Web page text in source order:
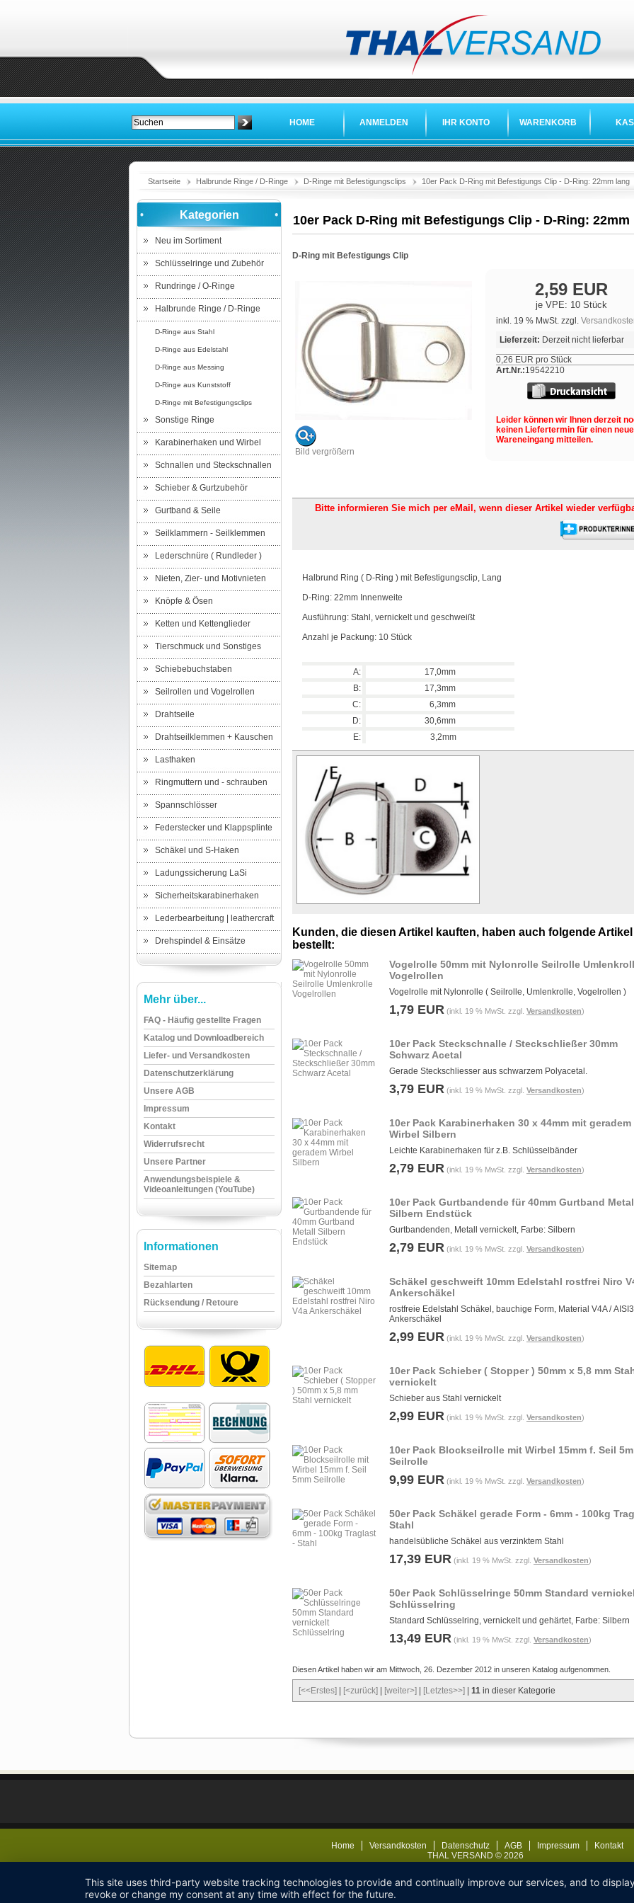
HOME ANMELDEN IHR KONTO WARENKORB
Startseite Halbrunde Ringe / D-Ringe D-Ringe mit Befestigungsclips 10er Pack D-Ring mit Befestigungs Clip - D-Ring: 22mm lang
Kategorien
Neu im Sortiment
Schlüsselringe und Zubehör
Rundringe / O-Ringe
Halbrunde Ringe / D-Ringe
D-Ringe aus Stahl
D-Ringe aus Edelstahl
D-Ringe aus Messing
D-Ringe aus Kunststoff
D-Ringe mit Befestigungsclips
Sonstige Ringe
Karabinerhaken und Wirbel
Schnallen und Steckschnallen
Schieber & Gurtzubehör
Gurtband & Seile
Seilklammern - Seilklemmen
Lederschnüre ( Rundleder )
Nieten, Zier- und Motivnieten
Knöpfe & Ösen
Ketten und Kettenglieder
Tierschmuck und Sonstiges
Schiebebuchstaben
Seilrollen und Vogelrollen
Drahtseile
Drahtseilklemmen + Kauschen
Lasthaken
Ringmuttern und - schrauben
Spannschlösser
Federstecker und Klappsplinte
Schäkel und S-Haken
Ladungssicherung LaSi
Sicherheitskarabinerhaken
Lederbearbeitung | leathercraft
Drehspindel & Einsätze
Mehr über...
FAQ - Häufig gestellte Fragen
Katalog und Downloadbereich
Liefer- und Versandkosten
Datenschutzerklärung
Unsere AGB
Impressum
Kontakt
Widerrufsrecht
Unsere Partner
Anwendungsbeispiele &
Videoanleitungen (YouTube)
Informationen
Sitemap
Bezahlarten
Rücksendung / Retoure
10er Pack D-Ring mit Befestigungs Clip - D-Ring: 22mm
D-Ring mit Befestigungs Clip
Bild vergrößern
2,59 EUR
je VPE: 10 Stück
inkl. 19 % MwSt. zzgl.
Lieferzeit: Derzeit nicht lieferbar
0,26 EUR pro Stück
Art.Nr.:19542210
Leider können wir Ihnen derzeit
keinen Liefertermin für einen
Wareneingang mitteilen.
Bitte informieren Sie mich per eMail, wenn dieser Artikel wieder
Halbrund Ring ( D-Ring ) mit Befestigungsclip, Lang
D-Ring: 22mm Innenweite
Ausführung: Stahl, vernickelt und geschweißt
Anzahl je Packung: 10 Stück
A:
17,0mm
B:
17,3mm
C:
6,3mm
D:
30,6mm
E:
3,2mm
Kunden, die diesen Artikel kauften, haben auch folgende Artikel
bestellt:
Vogelrolle 50mm mit Nylonrolle Seilrolle
Vogelrollen
Vogelrolle mit Nylonrolle ( Seilrolle, Umlenkrolle, Vogelrollen )
1,79 EUR (inkl. 19 % MwSt. zzgl. Versandkosten)
10er Pack Steckschnalle / Steckschließer 30mm
Schwarz Acetal
Gerade Steckschliesser aus schwarzem Polyacetal.
3,79 EUR (inkl. 19 % MwSt. zzgl. Versandkosten)
10er Pack Karabinerhaken 30 x 44mm mit geradem
Wirbel Silbern
Leichte Karabinerhaken für z.B. Schlüsselbänder
2,79 EUR (inkl. 19 % MwSt. zzgl. Versandkosten)
10er Pack Gurtbandende für 40mm Gurtband
Silbern Endstück
Gurtbandenden, Metall vernickelt, Farbe: Silbern
2,79 EUR (inkl. 19 % MwSt. zzgl. Versandkosten)
Schäkel geschweift 10mm Edelstahl rostfrei Niro
Ankerschäkel
rostfreie Edelstahl Schäkel, bauchige Form, Material V4A /
Ankerschäkel
2,99 EUR (inkl. 19 % MwSt. zzgl. Versandkosten)
10er Pack Schieber ( Stopper ) 50mm x 5,8 mm
vernickelt
Schieber aus Stahl vernickelt
2,99 EUR (inkl. 19 % MwSt. zzgl. Versandkosten)
10er Pack Blockseilrolle mit Wirbel 15mm f. Seil
Seilrolle
9,99 EUR (inkl. 19 % MwSt. zzgl. Versandkosten)
50er Pack Schäkel gerade Form - 6mm - 100kg
Stahl
handelsübliche Schäkel aus verzinktem Stahl
17,39 EUR (inkl. 19 % MwSt. zzgl. Versandkosten)
50er Pack Schlüsselringe 50mm Standard
Schlüsselring
Standard Schlüsselring, vernickelt und gehärtet, Farbe: Silbern
13,49 EUR (inkl. 19 % MwSt. zzgl. Versandkosten)
Diesen Artikel haben wir am Mittwoch, 26. Dezember 2012 in unseren Katalog aufgenommen.
[<<Erstes] [<zurück] [weiter>] [Letztes>>] 11 in dieser Kategorie
Home Versandkosten Datenschutz AGB Impressum
Kontakt
THAL VERSAND © 2026
This site uses third-party website tracking technologies to provide and continually improve our services, and to
revoke or change my consent at any time with effect for the future.